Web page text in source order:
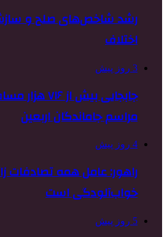
رشد شاخص‌های صلح و
اختلاف
3 روز پیش
جابجایی بیش
مراسم جاماندگان اربعین
4 روز پیش
راهور: عامل همه تصادفات
خواب‌آلودگی است
5 روز پیش